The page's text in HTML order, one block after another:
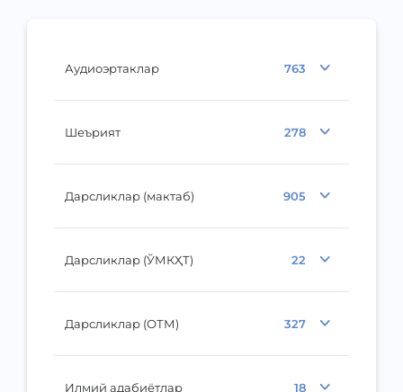
Аудиоэртаклар 763
Шеърият 278
Дарсликлар (мактаб) 905
Дарсликлар (ЎМКҲТ) 22
Дарсликлар (ОТМ) 327
Илмий адабиётлар 18